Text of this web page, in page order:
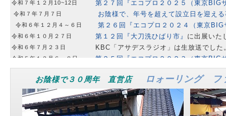
お陰様で３０周年 直営店 ロォーリング フ